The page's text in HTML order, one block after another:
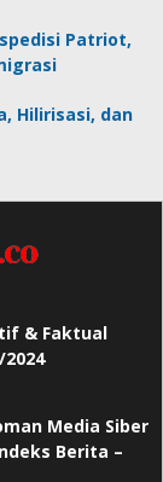
Patriot,
Hilirisasi, dan
& Faktual
Media Siber
Berita –